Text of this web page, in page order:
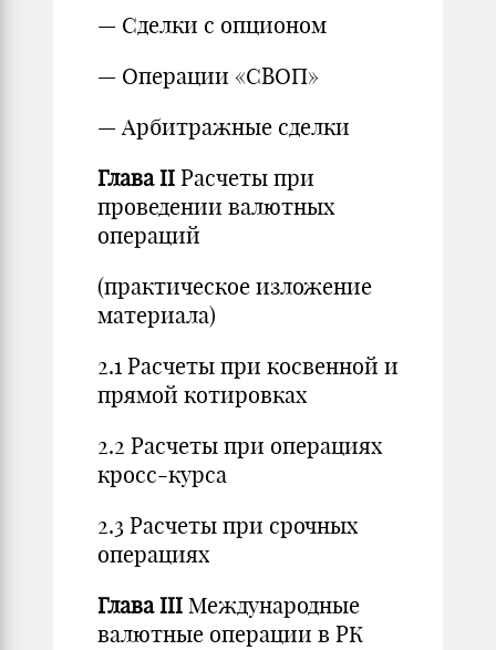
— Сделки с опционом
— Операции «СВОП»
— Арбитражные сделки
ГлаваII Расчеты при
проведении валютных
операций
(практическое изложение
материала)
2.1 Расчеты при косвенной и
прямой котировках
2.2 Расчеты при операциях
кросс-курса
2.3 Расчеты при срочных
операциях
ГлаваIII Международные
валютные операции в РК